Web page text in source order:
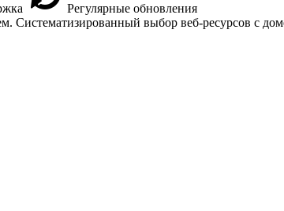
Регулярные обновления
Систематизированный выбор веб-ресурсов с